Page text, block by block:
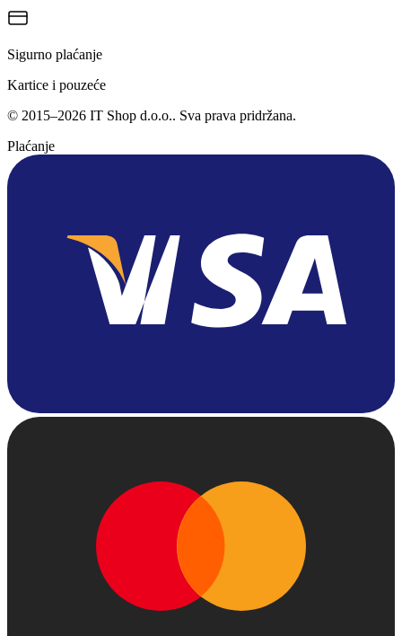
Sigurno plaćanje
Kartice i pouzeće
© 2015–2026 IT Shop d.o.o.. Sva prava pridržana.
Plaćanje